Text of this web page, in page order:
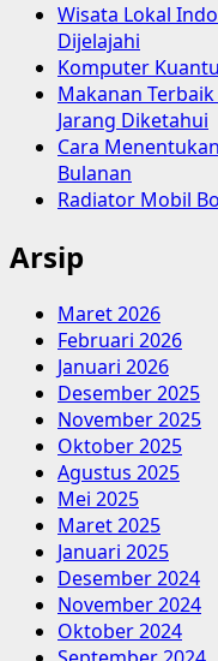
Wisata Lokal
Dijelajahi
Komputer
Makanan
Jarang Diketahui
Cara
Bulanan
Radiator Mobil
Arsip
Maret 2026
Februari 2026
Januari 2026
Desember 2025
November 2025
Oktober 2025
Agustus 2025
Mei 2025
Maret 2025
Januari 2025
Desember 2024
November 2024
Oktober 2024